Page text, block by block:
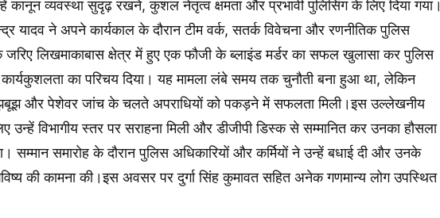
कानून व्यवस्था सुदृढ़ रखने, कुशल नेतृत्व क्षमता और प्रभावी पुलिसिंग के लिए दिया गया।
यादव ने अपने कार्यकाल के दौरान टीम वर्क, सतर्क विवेचना और रणनीतिक पुलिस
के जरिए लिखमाकाबास क्षेत्र में हुए एक फौजी के ब्लाइंड मर्डर का सफल खुलासा कर पुलिस
कार्यकुशलता का परिचय दिया। यह मामला लंबे समय तक चुनौती बना हुआ था, लेकिन
और पेशेवर जांच के चलते अपराधियों को पकड़ने में सफलता मिली।इस उल्लेखनीय
उन्हें विभागीय स्तर पर सराहना मिली और डीजीपी डिस्क से सम्मानित कर उनका हौसला
सम्मान समारोह के दौरान पुलिस अधिकारियों और कर्मियों ने उन्हें बधाई दी और उनके
की कामना की।इस अवसर पर दुर्गा सिंह कुमावत सहित अनेक गणमान्य लोग उपस्थित